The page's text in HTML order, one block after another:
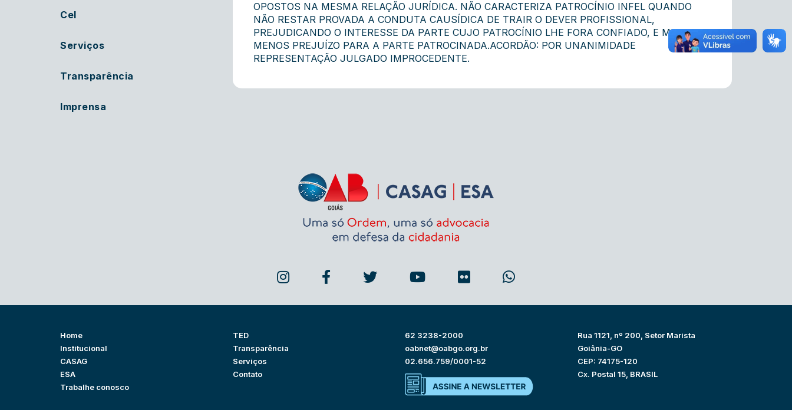
Cel
Serviços
Transparência
Imprensa
OPOSTOS NA MESMA RELAÇÃO JURÍDICA. NÃO CARACTERIZA PATROCÍNIO INFEL QUANDO
NÃO RESTAR PROVADA A CONDUTA CAUSÍDICA DE TRAIR O DEVER PROFISSIONAL,
PREJUDICANDO O INTERESSE DA PARTE CUJO PATROCÍNIO LHE FORA CONFIADO, E MUITO
MENOS PREJUÍZO PARA A PARTE PATROCINADA.ACORDÃO: POR UNANIMIDADE
REPRESENTAÇÃO JULGADO IMPROCEDENTE.
Home
Institucional
CASAG
ESA
Trabalhe conosco
TED
Transparência
Serviços
Contato
62 3238-2000
oabnet@oabgo.org.br
02.656.759/0001-52
Rua 1121, nº 200, Setor Marista
Goiânia-GO
CEP: 74175-120
Cx. Postal 15, BRASIL